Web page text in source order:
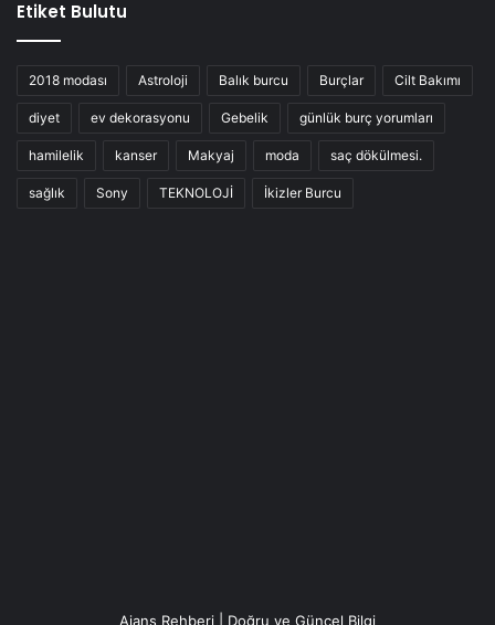
Etiket Bulutu
2018 modası Astroloji Balık burcu Burçlar Cilt Bakımı
diyet ev dekorasyonu Gebelik günlük burç yorumları
hamilelik kanser Makyaj moda saç dökülmesi.
sağlık Sony TEKNOLOJİ İkizler Burcu
Ajans Rehberi | Doğru ve Güncel Bilgi